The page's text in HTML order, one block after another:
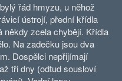
řád hmyzu, u něhož
ústrojí, přední křídla
někdy zcela chybějí. Křídla
Na zadečku jsou dva
Dospělci nepřijímají
tři dny (odtud sousloví